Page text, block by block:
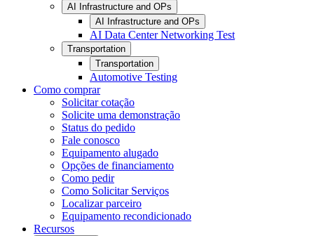
AI Infrastructure and OPs
AI Infrastructure and OPs
AI Data Center Networking Test
Transportation
Transportation
Automotive Testing
Como comprar
Solicitar cotação
Solicite uma demonstração
Status do pedido
Fale conosco
Equipamento alugado
Opções de financiamento
Como pedir
Como Solicitar Serviços
Localizar parceiro
Equipamento recondicionado
Recursos